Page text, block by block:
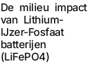
De milieu impact
van Lithium-
IJzer-Fosfaat
batterijen
(LiFePO4)